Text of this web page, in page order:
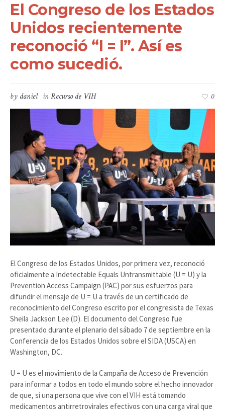
El Congreso de los Estados
Unidos recientemente
reconoció “I = I”. Así es
como sucedió.
by daniel inRecurso de VIH 0
El Congreso de los Estados Unidos, por primera vez, reconoció
oficialmente a Indetectable Equals Untransmittable (U = U) y la
Prevention Access Campaign (PAC) por sus esfuerzos para
difundir el mensaje de U = U a través de un certificado de
reconocimiento del Congreso escrito por el congresista de Texas
Sheila Jackson Lee (D). El documento del Congreso fue
presentado durante el plenario del sábado 7 de septiembre en la
Conferencia de los Estados Unidos sobre el SIDA (USCA) en
Washington, DC.
U = U es el movimiento de la Campaña de Acceso de Prevención
para informar a todos en todo el mundo sobre el hecho innovador
de que, si una persona que vive con el VIH está tomando
medicamentos antirretrovirales efectivos con una carga viral que